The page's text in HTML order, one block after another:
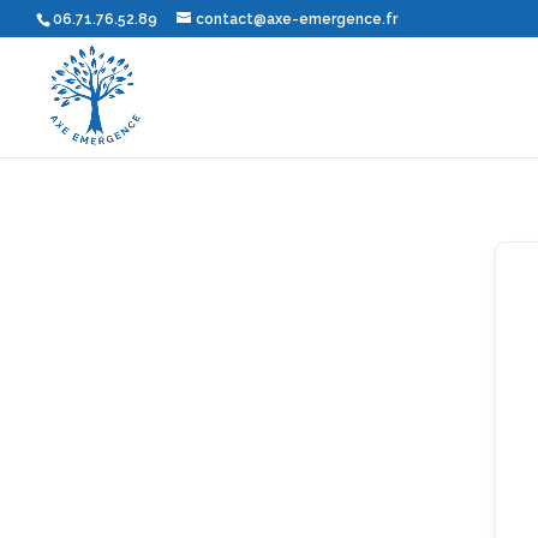
06.71.76.52.89 contact@axe-emergence.fr